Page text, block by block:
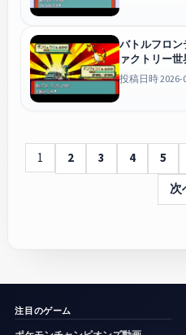
バトルフロン
ァクトリー世
ルド】
投稿日時 2026-
1 2 3 4 5
次
注目のゲーム